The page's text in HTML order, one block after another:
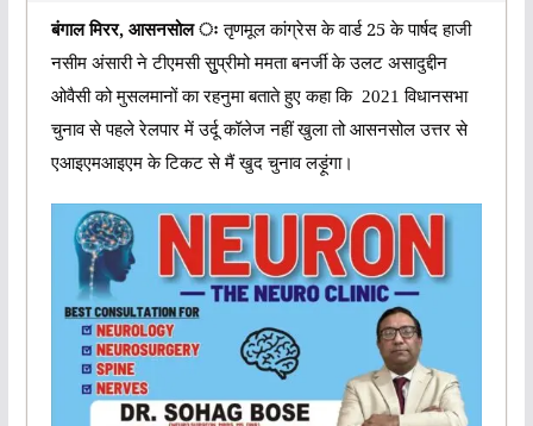
बंगाल मिरर, आसनसोल ः तृणमूल कांग्रेस के वार्ड 25 के पार्षद हाजी
नसीम अंसारी ने टीएमसी सुुप्रीमो ममता बनर्जी के उलट असादुद्दीन
ओवैसी को मुसलमानों का रहनुमा बताते हुए कहा कि 2021 विधानसभा
चुनाव से पहले रेलपार में उर्दू कॉलेज नहीं खुला तो आसनसोल उत्तर से
एआइएमआइएम के टिकट से मैं खुद चुनाव लड़ूंगा।